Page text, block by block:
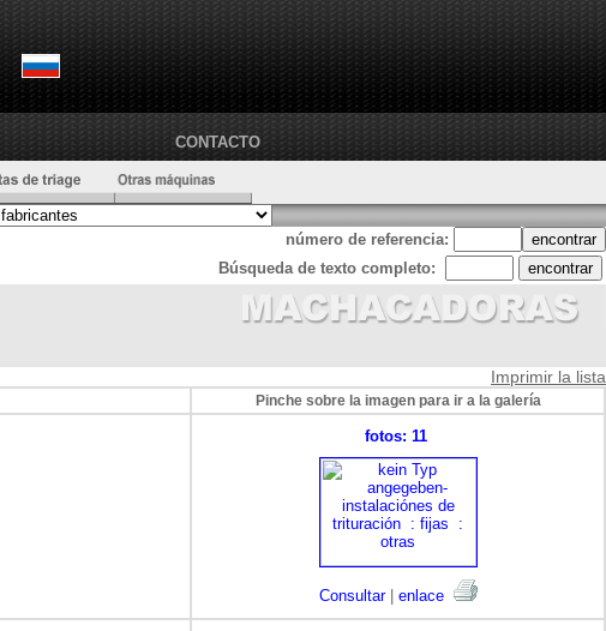
CONTACTO
número de referencia:
Búsqueda de texto completo:
Imprimir la lista
Pinche sobre la imagen para ir a la galería
fotos: 11
Consultar| enlace